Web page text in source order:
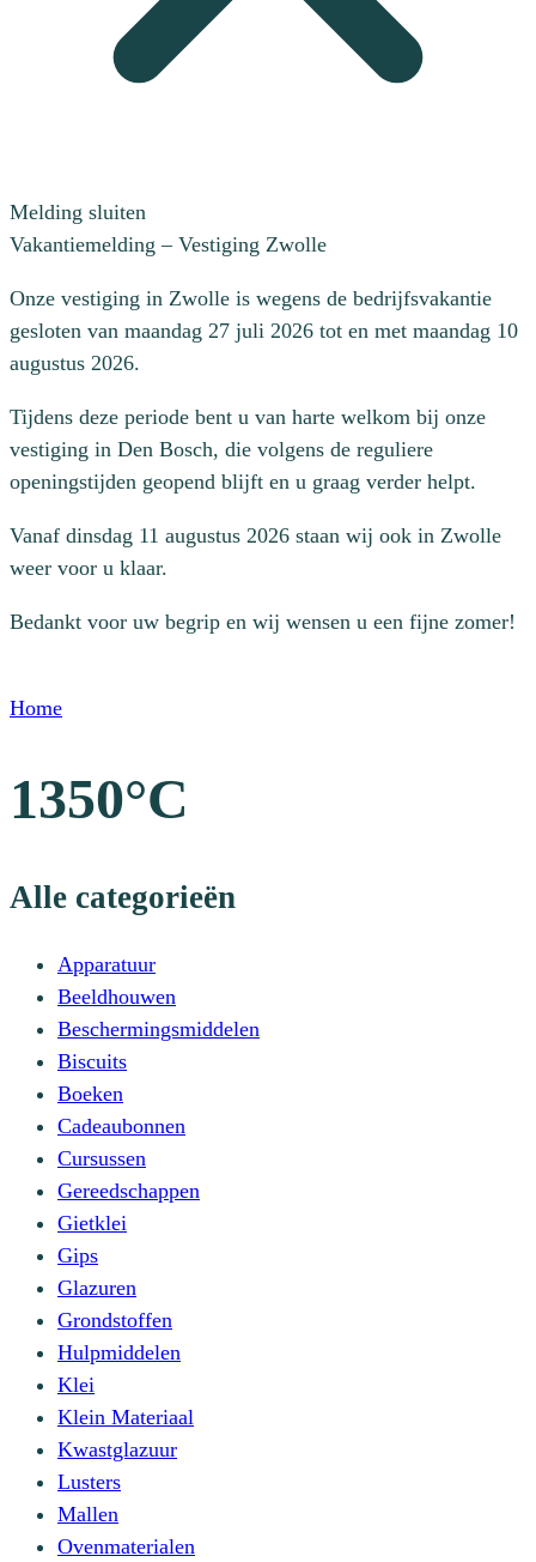
Melding sluiten
Vakantiemelding – Vestiging Zwolle
Onze vestiging in Zwolle is wegens de bedrijfsvakantie
gesloten van maandag 27 juli 2026 tot en met maandag 10
augustus 2026.
Tijdens deze periode bent u van harte welkom bij onze
vestiging in Den Bosch, die volgens de reguliere
openingstijden geopend blijft en u graag verder helpt.
Vanaf dinsdag 11 augustus 2026 staan wij ook in Zwolle
weer voor u klaar.
Bedankt voor uw begrip en wij wensen u een fijne zomer!
Home
1350°C
Alle categorieën
Apparatuur
Beeldhouwen
Beschermingsmiddelen
Biscuits
Boeken
Cadeaubonnen
Cursussen
Gereedschappen
Gietklei
Gips
Glazuren
Grondstoffen
Hulpmiddelen
Klei
Klein Materiaal
Kwastglazuur
Lusters
Mallen
Ovenmaterialen